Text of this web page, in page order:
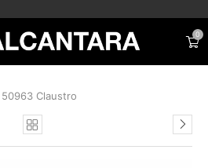
0
50963 Claustro